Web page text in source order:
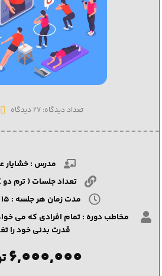
تعداد دیدگاه: 27 دیدگاه 
مدرس : خشایار
تعداد جلسات ( ترم دو ) : ۲۰
مدت زمان هر جلسه : ۱۵ تا ۲۰ دقیقه
مخاطب دوره : تمام افرادی که می
قدرت بدنی خود را
6,000,000